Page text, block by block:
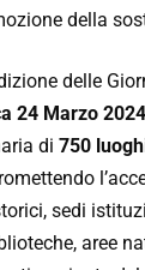
della
delle
24 Marzo 2024
di 750
sedi
aree